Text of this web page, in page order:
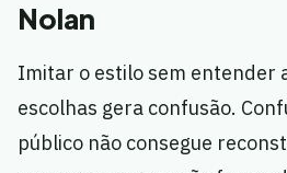
Nolan
Imitar o estilo sem entender
escolhas gera confusão.
público não consegue